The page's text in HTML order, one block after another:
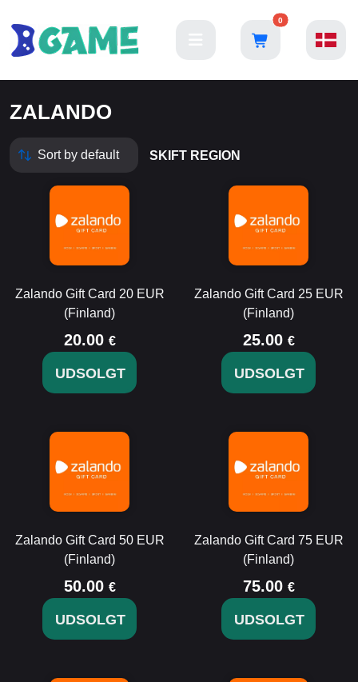
0
ZALANDO
SKIFT REGION
Zalando Gift Card 20 EUR
(Finland)
20.00 €
UDSOLGT
Zalando Gift Card 25 EUR
(Finland)
25.00 €
UDSOLGT
Zalando Gift Card 50 EUR
(Finland)
50.00 €
UDSOLGT
Zalando Gift Card 75 EUR
(Finland)
75.00 €
UDSOLGT